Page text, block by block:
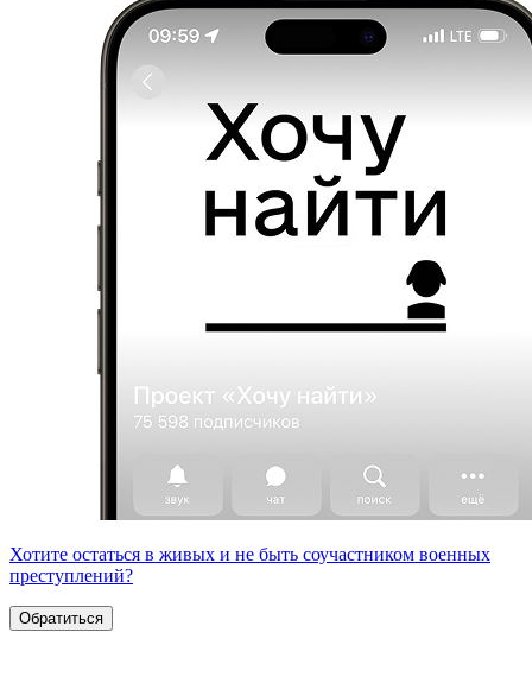
Хотите остаться в живых и не быть соучастником военных
преступлений?
Обратиться